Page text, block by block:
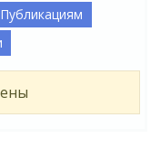
Публикациям